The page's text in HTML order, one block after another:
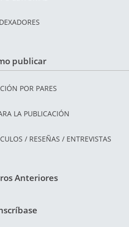
publicar
POR PARES
LA PUBLICACIÓN
/ RESEÑAS / ENTREVISTAS
Anteriores